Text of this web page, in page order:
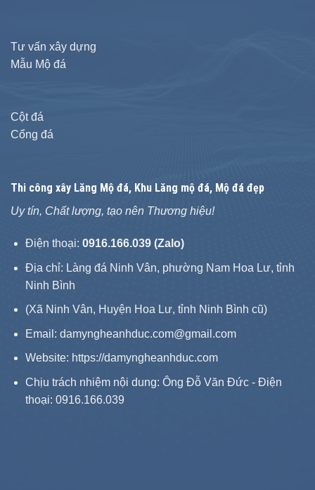
Tư vấn xây dựng
Mẫu Mộ đá
Cột đá
Cổng đá
Thi công xây Lăng Mộ đá, Khu Lăng mộ đá, Mộ đá đẹp
Uy tín, Chất lượng, tạo nên Thương hiệu!
Điện thoại: 0916.166.039 (Zalo)
Địa chỉ: Làng đá Ninh Vân, phường Nam Hoa Lư, tỉnh
Ninh Bình
(Xã Ninh Vân, Huyện Hoa Lư, tỉnh Ninh Bình cũ)
Email: damyngheanhduc.com@gmail.com
Website: https://damyngheanhduc.com
Chịu trách nhiệm nội dung: Ông Đỗ Văn Đức - Điện
thoại: 0916.166.039